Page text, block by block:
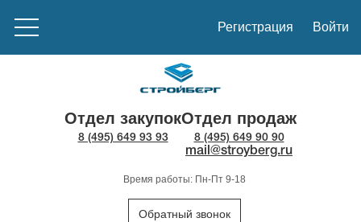
Регистрация Войти
Отдел закупок
8 (495) 649 93 93
Отдел продаж
8 (495) 649 90 90
mail@stroyberg.ru
Время работы: Пн-Пт 9-18
Обратный звонок